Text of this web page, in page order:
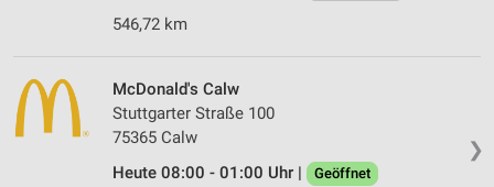
546,72 km
❯
McDonald's Calw
Stuttgarter Straße 100
75365 Calw
Heute 08:00 - 01:00 Uhr |
Geöffnet